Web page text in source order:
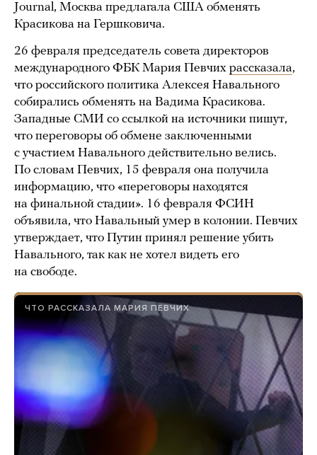
Journal, Москва предлагала США обменять
Красикова на Гершковича.
26 февраля председатель совета директоров
международного ФБК Мария Певчих рассказала,
что российского политика Алексея Навального
собирались обменять на Вадима Красикова.
Западные СМИ со ссылкой на источники пишут,
что переговоры об обмене заключенными
с участием Навального действительно велись.
По словам Певчих, 15 февраля она получила
информацию, что «переговоры находятся
на финальной стадии». 16 февраля ФСИН
объявила, что Навальный умер в колонии. Певчих
утверждает, что Путин принял решение убить
Навального, так как не хотел видеть его
на свободе.
ЧТО РАССКАЗАЛА МАРИЯ ПЕВЧИХ